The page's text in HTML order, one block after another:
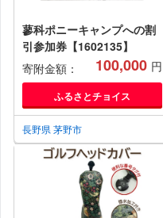
蓼科ポニーキャンプへの割
引参加券【1602135】
寄附金額：
100,000 円
ふるさとチョイス
長野県 茅野市